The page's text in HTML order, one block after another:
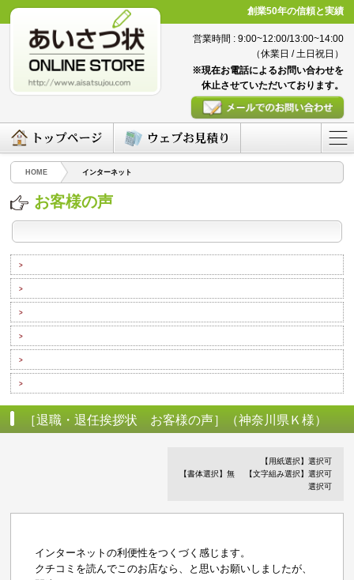
創業50年の信頼と実績
営業時間 : 9:00~12:00/13:00~14:00
（休業日 / 土日祝日）
※現在お電話によるお問い合わせを
休止させていただいております。
HOME インターネット
お客様の声
>
>
>
>
>
>
［退職・退任挨拶状 お客様の声］（神奈川県Ｋ様）
【用紙選択】選択可
【書体選択】無
【文字組み選択】選択可
選択可
インターネットの利便性をつくづく感じます。
クチコミを読んでこのお店なら、と思いお願いしましたが、